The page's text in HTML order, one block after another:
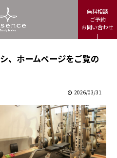
無料相談
ご予約
お問い合わせ
ホームページをご覧の
2026/03/31